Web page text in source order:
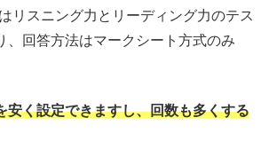
リスニング力とリーディング力のテス
、回答方法はマークシート方式のみ
安く設定できますし、回数も多くする